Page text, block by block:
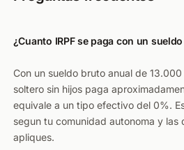
¿Cuanto IRPF se paga con un
Con un sueldo bruto anual de
soltero sin hijos paga
equivale a un tipo efectivo del 0%.
segun tu comunidad autonoma y las
apliques.